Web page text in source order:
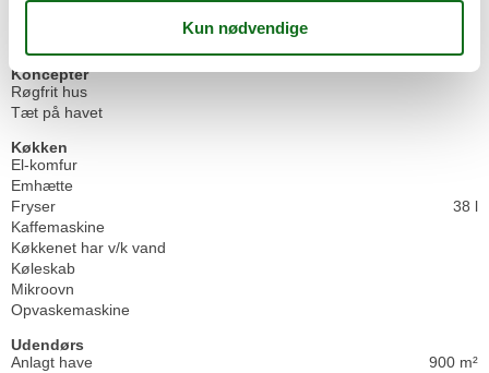
Koncepter
Røgfrit hus
Tæt på havet
Køkken
El-komfur
Emhætte
Fryser
38 l
Kaffemaskine
Køkkenet har v/k vand
Køleskab
Mikroovn
Opvaskemaskine
Udendørs
Anlagt have
900 m²